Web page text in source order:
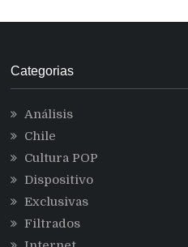
Categorias
Análisis
Chile
Cultura POP
Dispositivo
Exclusivas
Filtrados